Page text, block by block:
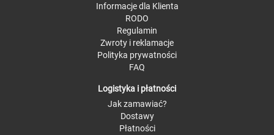
Informacje dla Klienta
RODO
Regulamin
Zwroty i reklamacje
Polityka prywatności
FAQ
Logistyka i płatności
Jak zamawiać?
Dostawy
Płatności